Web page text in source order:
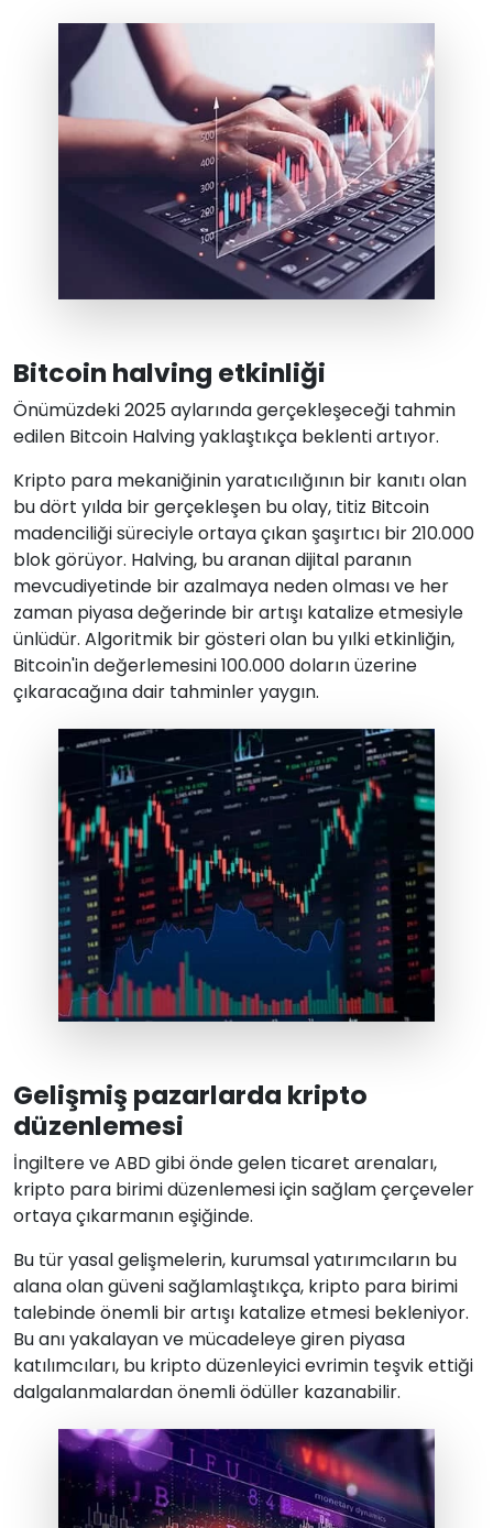
Bitcoin halving etkinliği
Önümüzdeki 2025 aylarında gerçekleşeceği tahmin
edilen Bitcoin Halving yaklaştıkça beklenti artıyor.
Kripto para mekaniğinin yaratıcılığının bir kanıtı olan
bu dört yılda bir gerçekleşen bu olay, titiz Bitcoin
madenciliği süreciyle ortaya çıkan şaşırtıcı bir 210.000
blok görüyor. Halving, bu aranan dijital paranın
mevcudiyetinde bir azalmaya neden olması ve her
zaman piyasa değerinde bir artışı katalize etmesiyle
ünlüdür. Algoritmik bir gösteri olan bu yılki etkinliğin,
Bitcoin'in değerlemesini 100.000 doların üzerine
çıkaracağına dair tahminler yaygın.
Gelişmiş pazarlarda kripto
düzenlemesi
İngiltere ve ABD gibi önde gelen ticaret arenaları,
kripto para birimi düzenlemesi için sağlam çerçeveler
ortaya çıkarmanın eşiğinde.
Bu tür yasal gelişmelerin, kurumsal yatırımcıların bu
alana olan güveni sağlamlaştıkça, kripto para birimi
talebinde önemli bir artışı katalize etmesi bekleniyor.
Bu anı yakalayan ve mücadeleye giren piyasa
katılımcıları, bu kripto düzenleyici evrimin teşvik ettiği
dalgalanmalardan önemli ödüller kazanabilir.